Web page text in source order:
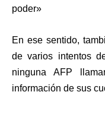
poder»
En ese sentido,
de varios intentos
ninguna AFP
información de sus